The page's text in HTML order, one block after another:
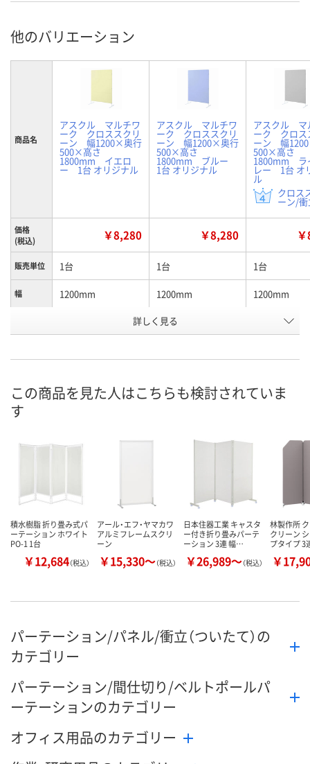
他のバリエーション
商品名
アスクル マルチワ
ーク クロススクリ
ーン 幅1200×奥行
500×高さ
1800mm イエロ
ー 1台 オリジナル
アスクル マルチワ
ーク クロススクリ
ーン 幅1200×奥行
500×高さ
1800mm ブルー
1台 オリジナル
アスクル マ
ーク クロス
ーン 幅
500×高さ
1800mm ラ
レー 1台 オ
ル
クロス
ーン/衝
価格
(税込)
￥8,280 ￥8,280
販売単位 1台 1台 1台
幅 1200mm 1200mm 1200mm
ブルー ライトグレー
号
お届け日
数量
詳しく見る
この商品を見た人はこちらも検討されていま
す
積水樹脂 折り畳み式パ
ーテーション ホワイト
PO-1 1台
￥12,684（税込）
アール・エフ・ヤマカワ
アルミフレームスクリ
ーン
￥15,330～（税込）
日本住器工業 キャスタ
ー付き折り畳みパーテ
ーション 3連 幅…
￥26,989～（税込）
林製作所
クリーン
プタイプ 3
￥
パーテーション/パネル/衝立（ついたて）の
カテゴリー
パーテーション/間仕切り/ベルトポールパ
ーテーションのカテゴリー
オフィス用品のカテゴリー